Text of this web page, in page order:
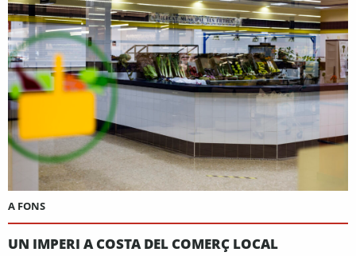
A FONS
UN IMPERI A COSTA DEL COMERÇ LOCAL